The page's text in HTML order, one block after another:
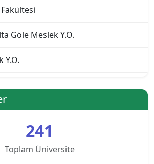
Veli Üniversitesi
ve Güzel Sanatlar Üniversitesi
Bilimler Üniversitesi
Göle Meslek Y.O.
Y.O.
Meslek Y.O.
Meslek Y.O.
241
Toplam Üniversite